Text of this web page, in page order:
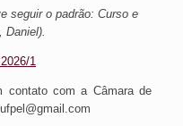
seguir o padrão: Curso e
Daniel).
1
contato com a Câmara de